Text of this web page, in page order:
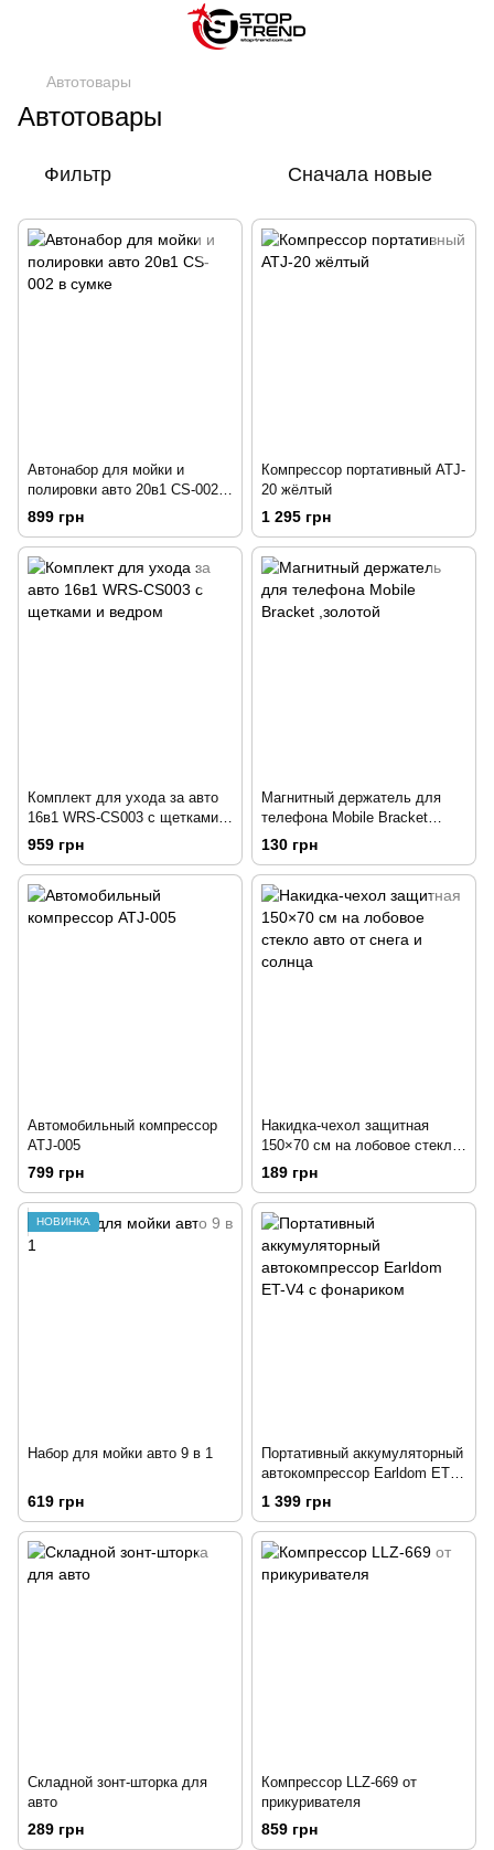
Автотовары
Автотовары
Фильтр Сначала новые
Автонабор для мойки и
полировки авто 20в1 CS-002 в
сумке
899 грн
Компрессор портативный ATJ-
20 жёлтый
1 295 грн
Комплект для ухода за авто
16в1 WRS-CS003 с щетками и
ведром
959 грн
Магнитный держатель для
телефона Mobile Bracket
,золотой
130 грн
Автомобильный компрессор
ATJ-005
799 грн
Накидка-чехол защитная
150×70 см на лобовое стекло
авто от снега и солнца
189 грн
НОВИНКА
Набор для мойки авто 9 в 1
619 грн
Портативный аккумуляторный
автокомпрессор Earldom ET-
V4 с фонариком
1 399 грн
Складной зонт-шторка для
авто
289 грн
Компрессор LLZ-669 от
прикуривателя
859 грн